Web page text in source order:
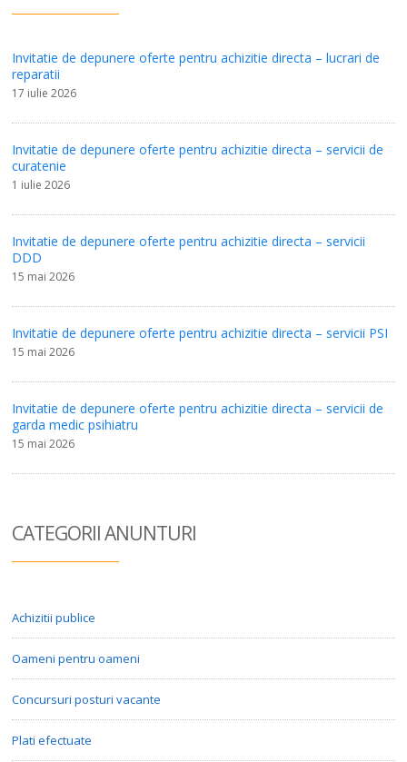
Invitatie de depunere oferte pentru achizitie directa – lucrari de
reparatii
17 iulie 2026
Invitatie de depunere oferte pentru achizitie directa – servicii de
curatenie
1 iulie 2026
Invitatie de depunere oferte pentru achizitie directa – servicii
DDD
15 mai 2026
Invitatie de depunere oferte pentru achizitie directa – servicii PSI
15 mai 2026
Invitatie de depunere oferte pentru achizitie directa – servicii de
garda medic psihiatru
15 mai 2026
CATEGORII ANUNTURI
Achizitii publice
Oameni pentru oameni
Concursuri posturi vacante
Plati efectuate